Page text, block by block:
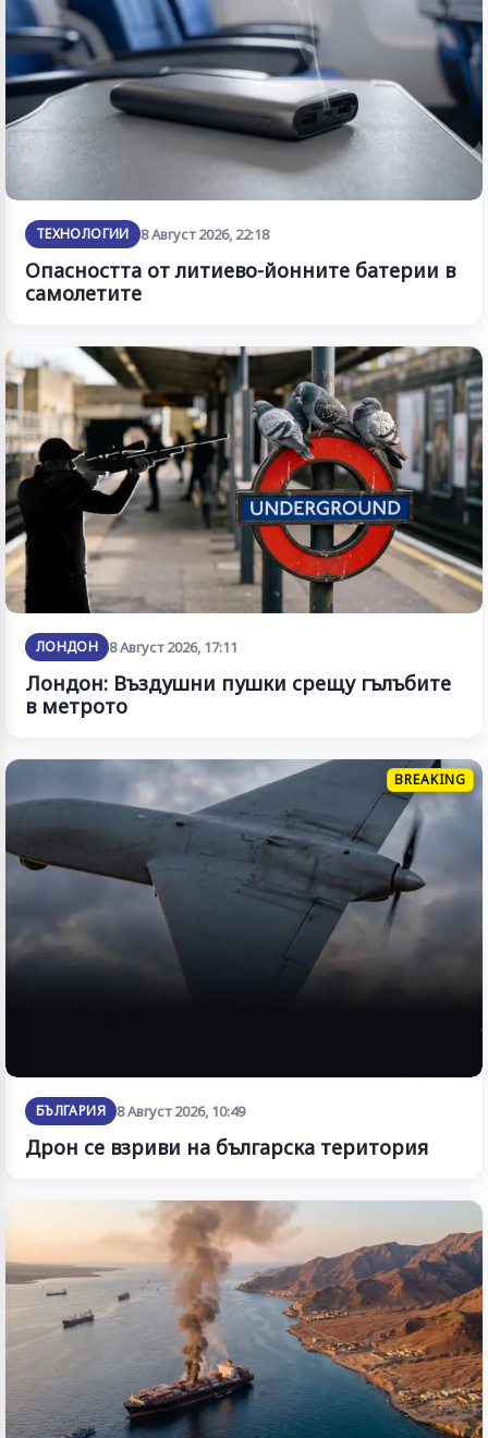
ТЕХНОЛОГИИ 8 Август 2026, 22:18
Опасността от литиево-йонните батерии в
самолетите
ЛОНДОН 8 Август 2026, 17:11
Лондон: Въздушни пушки срещу гълъбите
в метрото
BREAKING
БЪЛГАРИЯ 8 Август 2026, 10:49
Дрон се взриви на българска територия